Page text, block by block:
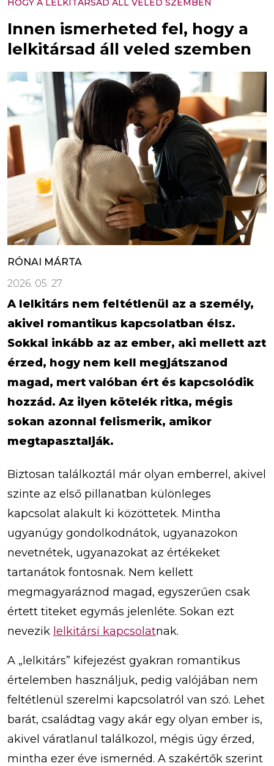
HOGY A LELKITÁRSAD ÁLL VELED SZEMBEN
Innen ismerheted fel, hogy a
lelkitársad áll veled szemben
RÓNAI MÁRTA
2026. 05. 27.
A lelkitárs nem feltétlenül az a személy,
akivel romantikus kapcsolatban élsz.
Sokkal inkább az az ember, aki mellett azt
érzed, hogy nem kell megjátszanod
magad, mert valóban ért és kapcsolódik
hozzád. Az ilyen kötelék ritka, mégis
sokan azonnal felismerik, amikor
megtapasztalják.
Biztosan találkoztál már olyan emberrel, akivel
szinte az első pillanatban különleges
kapcsolat alakult ki közöttetek. Mintha
ugyanúgy gondolkodnátok, ugyanazokon
nevetnétek, ugyanazokat az értékeket
tartanátok fontosnak. Nem kellett
megmagyaráznod magad, egyszerűen csak
értett titeket egymás jelenléte. Sokan ezt
nevezik lelkitársi kapcsolatnak.
A „lelkitárs” kifejezést gyakran romantikus
értelemben használjuk, pedig valójában nem
feltétlenül szerelmi kapcsolatról van szó. Lehet
barát, családtag vagy akár egy olyan ember is,
akivel váratlanul találkozol, mégis úgy érzed,
mintha ezer éve ismernéd. A szakértők szerint